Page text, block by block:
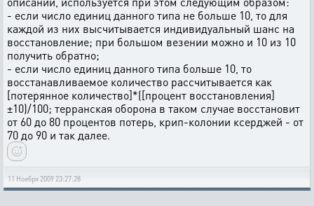
- если число единиц данного типа не больше 10, то для
каждой из них высчитывается индивидуальный шанс на
восстановление; при большом везении можно и 10 из 10
получить обратно;
- если число единиц данного типа больше 10, то
восстанавливаемое количество рассчитывается как
[потерянное количество]*([процент восстановления]
±10)/100; терранская оборона в таком случае восстановит
от 60 до 80 процентов потерь, крип-колонии ксерджей - от
70 до 90 и так далее.
11 Ноября 2009 23:27:28